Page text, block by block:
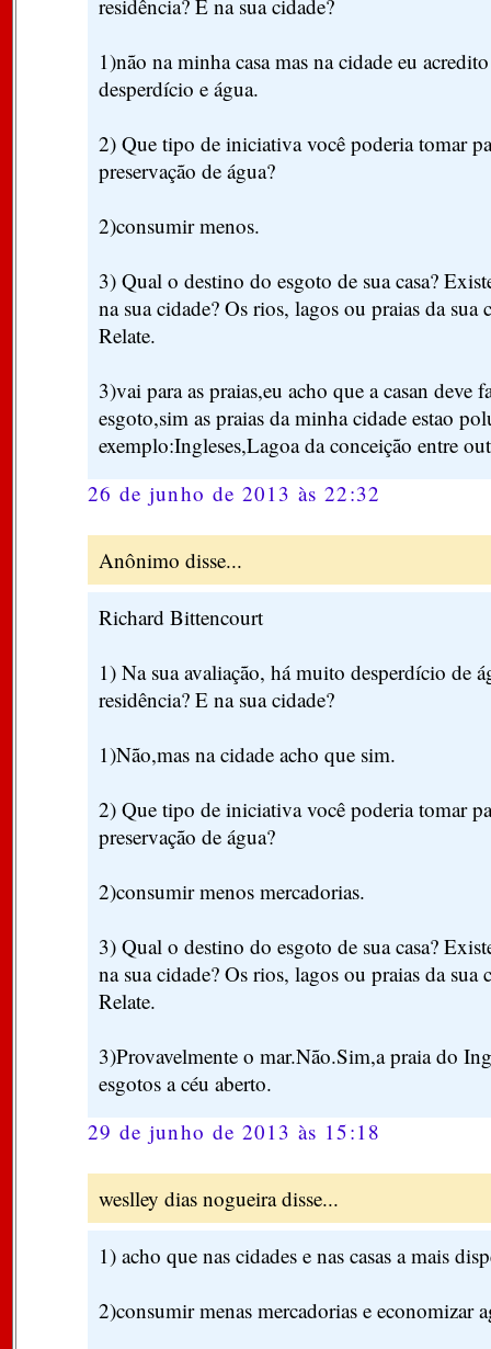
residência? E na sua cidade?
1)não na minha casa mas na cidade eu
desperdício e água.
2) Que tipo de iniciativa você poderia tomar
preservação de água?
2)consumir menos.
3) Qual o destino do esgoto de sua casa?
na sua cidade? Os rios, lagos ou praias da sua
Relate.
3)vai para as praias,eu acho que a casan deve
esgoto,sim as praias da minha cidade estao
exemplo:Ingleses,Lagoa da conceição entre
26 de junho de 2013 às 22:32
Anônimo disse...
Richard Bittencourt
1) Na sua avaliação, há muito desperdício de
residência? E na sua cidade?
1)Não,mas na cidade acho que sim.
2) Que tipo de iniciativa você poderia tomar
preservação de água?
2)consumir menos mercadorias.
3) Qual o destino do esgoto de sua casa?
na sua cidade? Os rios, lagos ou praias da sua
Relate.
3)Provavelmente o mar.Não.Sim,a praia do
esgotos a céu aberto.
29 de junho de 2013 às 15:18
weslley dias nogueira disse...
1) acho que nas cidades e nas casas a mais
2)consumir menas mercadorias e economizar